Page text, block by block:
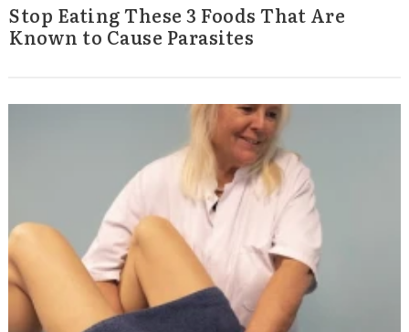
Stop Eating These 3 Foods That Are
Known to Cause Parasites